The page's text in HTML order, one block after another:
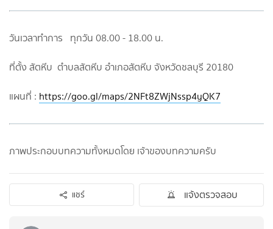
วันเวลาทำการ ทุกวัน 08.00 - 18.00 น.
ที่ตั้ง สัตหีบ ตำบลสัตหีบ อำเภอสัตหีบ จังหวัดชลบุรี 20180
แผนที่ : https://goo.gl/maps/2NFt8ZWjNssp4yQK7
ภาพประกอบบทความทั้งหมดโดย เจ้าของบทความครับ
แชร์ แจ้งตรวจสอบ